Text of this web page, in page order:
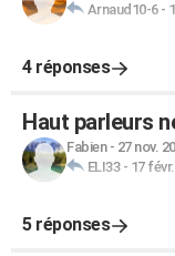
Arnaud10-6-
4 réponses
Haut parleurs
Fabien- 27 nov.
ELI33- 17
5 réponses